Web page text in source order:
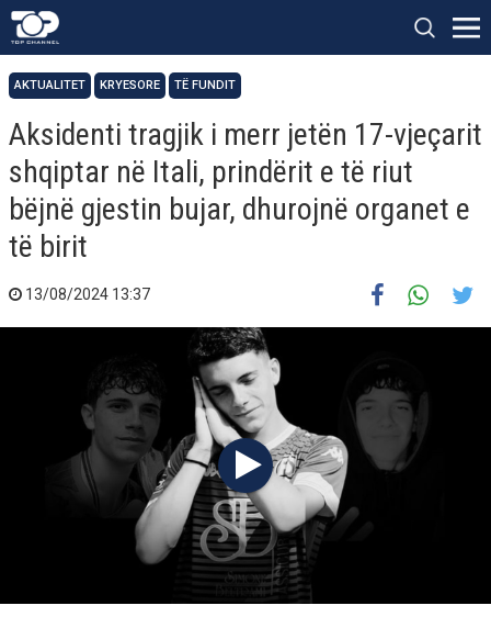
AKTUALITET KRYESORE TË FUNDIT
Aksidenti tragjik i merr jetën 17-vjeçarit
shqiptar në Itali, prindërit e të riut
bëjnë gjestin bujar, dhurojnë organet e
të birit
13/08/2024 13:37